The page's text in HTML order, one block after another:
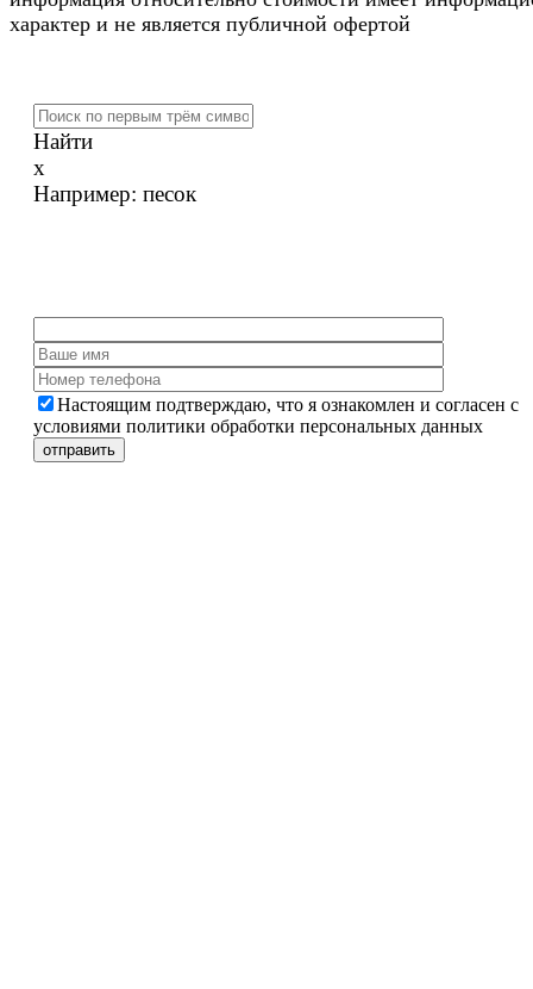
характер и не является публичной офертой
Найти
x
Например: песок
Настоящим подтверждаю, что я ознакомлен и согласен с
условиями политики обработки персональных данных